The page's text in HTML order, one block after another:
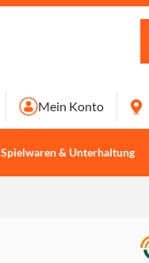
Spielwaren & Unterhaltung
Mein Konto